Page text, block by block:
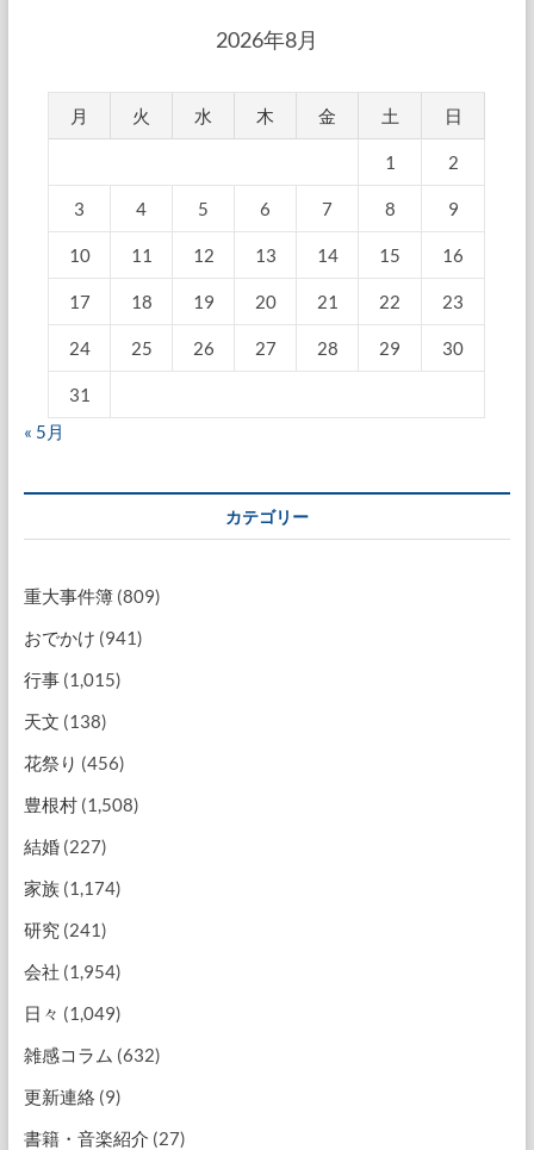
2026年8月
月 火 水 木 金 土 日
1 2
3 4 5 6 7 8 9
10 11 12 13 14 15 16
17 18 19 20 21 22 23
24 25 26 27 28 29 30
31
« 5月
カテゴリー
重大事件簿(809)
おでかけ (941)
行事(1,015)
天文 (138)
花祭り (456)
豊根村(1,508)
結婚(227)
家族(1,174)
研究(241)
会社 (1,954)
日々 (1,049)
雑感コラム (632)
更新連絡(9)
書籍・音楽紹介 (27)